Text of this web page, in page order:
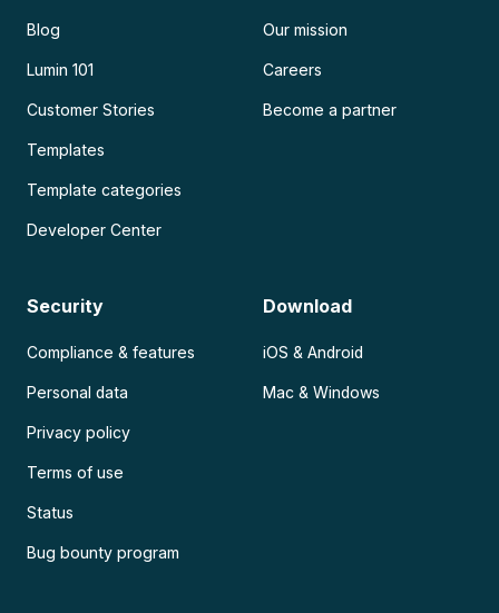
Blog
Lumin 101
Customer Stories
Templates
Template categories
Developer Center
Our mission
Careers
Become a partner
Security
Compliance & features
Personal data
Privacy policy
Terms of use
Status
Bug bounty program
Download
iOS & Android
Mac & Windows